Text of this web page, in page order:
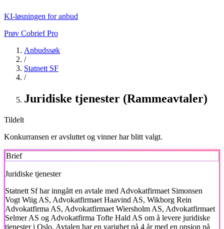
KI-løsningen for anbud
Prøv Cobrief Pro
Anbudssøk
/
Statnett SF
/
Juridiske tjenester (Rammeavtaler)
Tildelt
Konkurransen er avsluttet og vinner har blitt valgt.
Brief
Juridiske tjenester
Statnett Sfhar inngått en avtale med Advokatfirmaet Simonsen
Vogt Wiig AS, Advokatfirmaet Haavind AS, Wikborg Rein
Advokatfirma AS, Advokatfirmaet Wiersholm AS, Advokatfirmaet
Selmer AS og Advokatfirma Tofte Hald AS om å levere juridiske
tjenester i Oslo. Avtalen har en varighet på 4 år med en opsjon på